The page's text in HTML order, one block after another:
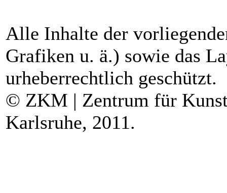
Alle Inhalte der
Grafiken u. ä.) sowie das
urheberrechtlich geschützt.
© ZKM | Zentrum für
Karlsruhe, 2011.